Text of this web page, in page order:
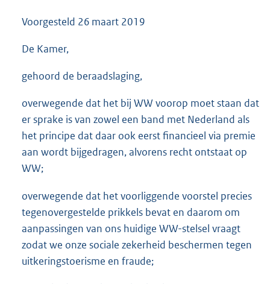
Voorgesteld 26 maart 2019
De Kamer,
gehoord de beraadslaging,
overwegende dat het bij WW voorop moet staan dat
er sprake is van zowel een band met Nederland als
het principe dat daar ook eerst financieel via premie
aan wordt bijgedragen, alvorens recht ontstaat op
WW;
overwegende dat het voorliggende voorstel precies
tegenovergestelde prikkels bevat en daarom om
aanpassingen van ons huidige WW-stelsel vraagt
zodat we onze sociale zekerheid beschermen tegen
uitkeringstoerisme en fraude;